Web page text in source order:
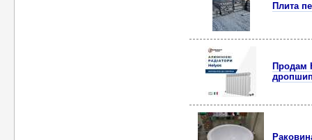
Плита
Продам